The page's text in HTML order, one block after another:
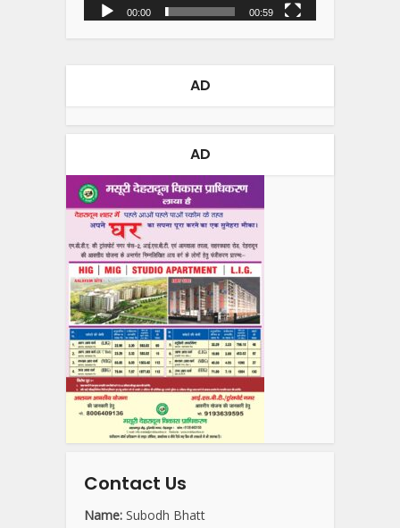
00:00 00:59
AD
AD
Contact Us
Name: Subodh Bhatt